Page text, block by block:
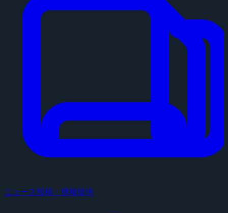
ニュース投稿・情報提供